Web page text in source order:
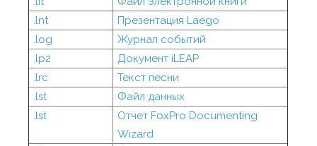
.lnt
Презентация Laego
.log
Журнал событий
.lp2
Документ iLEAP
.lrc
Текст песни
.lst
Файл данных
.lst
Отчет FoxPro Documenting
Wizard